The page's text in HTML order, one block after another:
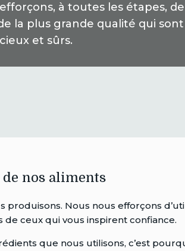
à toutes les étapes, de
la plus grande qualité qui sont
et sûrs.
nos aliments
produisons. Nous nous efforçons
ceux qui vous inspirent confiance.
que nous utilisons, c’est